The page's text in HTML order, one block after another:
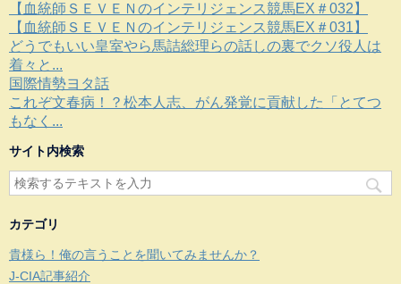
【血統師ＳＥＶＥＮのインテリジェンス競馬EX＃032】
【血統師ＳＥＶＥＮのインテリジェンス競馬EX＃031】
どうでもいい皇室やら馬詰総理らの話しの裏でクソ役人は
着々と...
国際情勢ヨタ話
これぞ文春病！？松本人志、がん発覚に貢献した「とてつ
もなく...
サイト内検索
カテゴリ
貴様ら！俺の言うことを聞いてみませんか？
J-CIA記事紹介